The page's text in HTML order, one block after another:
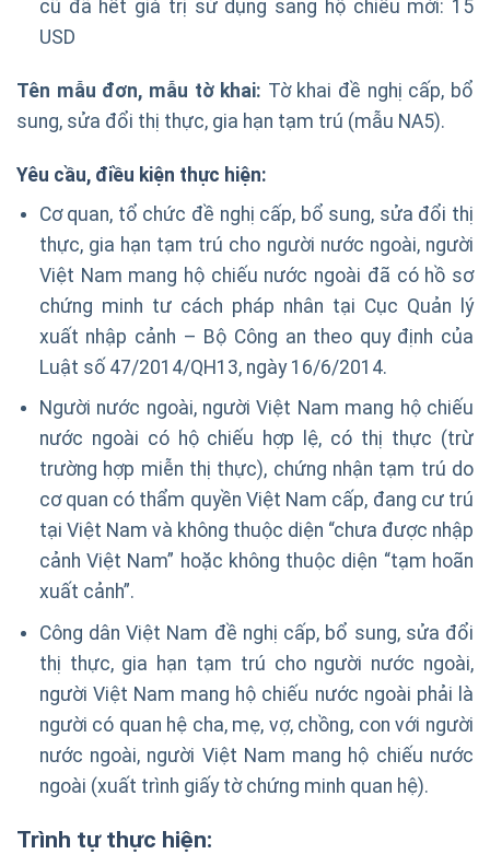
cũ đã hết giá trị sử dụng sang hộ chiếu mới: 15
USD
Tên mẫu đơn, mẫu tờkhai: Tờ khai đề nghị cấp, bổ
sung, sửa đổi thị thực, gia hạn tạm trú (mẫu NA5).
Yêu cầu, điều kiện thực hiện:
Cơ quan, tổ chức đề nghị cấp, bổ sung, sửa đổi thị
thực, gia hạn tạm trú cho người nước ngoài, người
Việt Nam mang hộ chiếu nước ngoài đã có hồ sơ
chứng minh tư cách pháp nhân tại Cục Quản lý
xuất nhập cảnh – Bộ Công an theo quy định của
Luật số 47/2014/QH13, ngày 16/6/2014.
Người nước ngoài, người Việt Nam mang hộ chiếu
nước ngoài có hộ chiếu hợp lệ, có thị thực (trừ
trường hợp miễn thị thực), chứng nhận tạm trú do
cơ quan có thẩm quyền Việt Nam cấp, đang cư trú
tại Việt Nam và không thuộc diện “chưa được nhập
cảnh Việt Nam” hoặc không thuộc diện “tạm hoãn
xuất cảnh”.
Công dân Việt Nam đề nghị cấp, bổ sung, sửa đổi
thị thực, gia hạn tạm trú cho người nước ngoài,
người Việt Nam mang hộ chiếu nước ngoài phải là
người có quan hệ cha, mẹ, vợ, chồng, con với người
nước ngoài, người Việt Nam mang hộ chiếu nước
ngoài (xuất trình giấy tờ chứng minh quan hệ).
Trình tựthực hiện: